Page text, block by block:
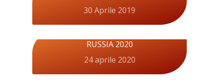
30 Aprile 2019
RUSSIA 2020
24 aprile 2020